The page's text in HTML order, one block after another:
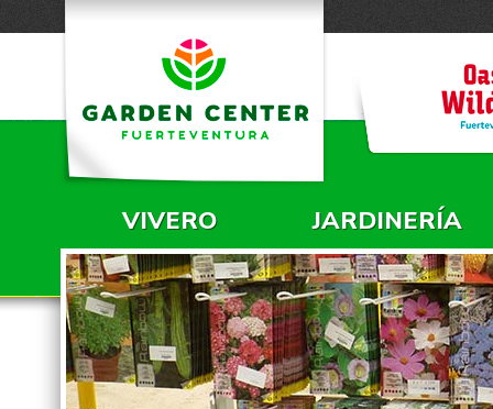
MENÚ PRINCIPAL
VIVERO JARDINERÍA